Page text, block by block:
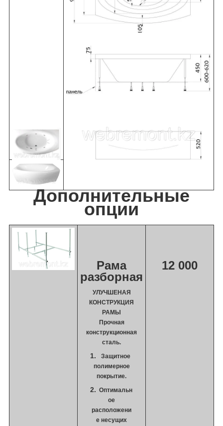
Дополнительные
опции
Рама
разборная
УЛУЧШЕНАЯ
КОНСТРУКЦИЯ
РАМЫ
Прочная
конструкционная
сталь.
Защитное
полимерное
покрытие.
Оптимальн
ое
расположени
е несущих
12 000